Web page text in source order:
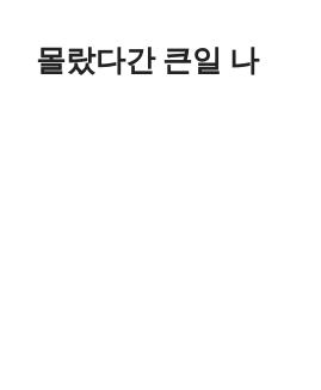
몰랐다간 큰일 나